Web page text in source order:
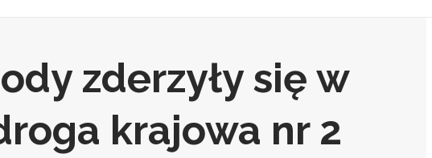
zderzyły się w
krajowa nr 2